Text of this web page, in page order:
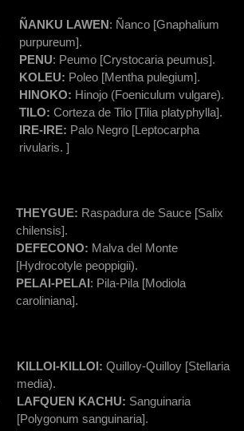
ÑANKU LAWEN: Ñanco [Gnaphalium
purpureum].
PENU: Peumo [Crystocaria peumus].
KOLEU: Poleo [Mentha pulegium].
HINOKO: Hinojo (Foeniculum vulgare).
TILO: Corteza de Tilo [Tilia platyphylla].
IRE-IRE: Palo Negro [Leptocarpha
rivularis. ]
THEYGUE: Raspadura de Sauce [Salix
chilensis].
DEFECONO: Malva del Monte
[Hydrocotyle peoppigii).
PELAI-PELAI: Pila-Pila [Modiola
caroliniana].
KILLOI-KILLOI: Quilloy-Quilloy [Stellaria
media).
LAFQUEN KACHU: Sanguinaria
[Polygonum sanguinaria].